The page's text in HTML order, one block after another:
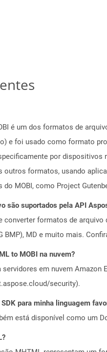
é um dos formatos de
e foi usado como formato
por dispositivos
outros formatos, usando
MOBI, como Project
são suportados pela API
converter formatos de arquivo
BMP), MD e muito mais.
to MOBI na nuvem?
em nuvem
security).
para minha linguagem
está disponível como um